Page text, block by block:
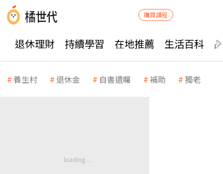
購買課程
退休理財 持續學習 在地推薦 生活百科
養生村 退休金 自書遺囑 補助 獨老